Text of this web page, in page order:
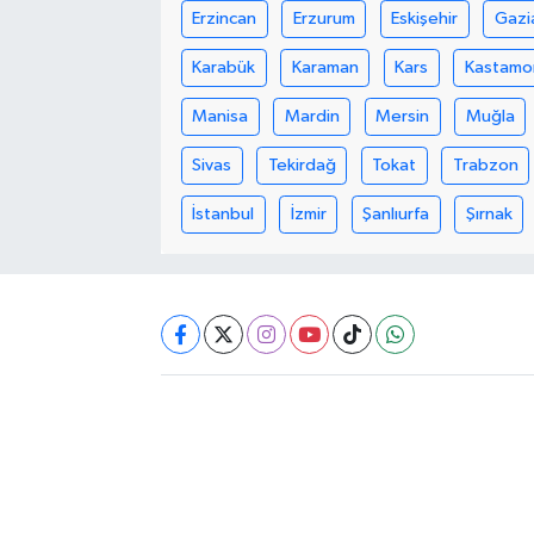
Erzincan Erzurum Eskişehir
Karabük Karaman Kars
Manisa Mardin Mersin Muğla
Sivas Tekirdağ Tokat Trabzon
İstanbul İzmir Şanlıurfa Şırnak
Akhisar Emlak